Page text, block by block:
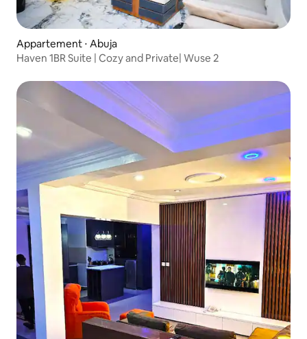
Appartement ⋅ Abuja
Haven 1BR Suite | Cozy and Private| Wuse 2